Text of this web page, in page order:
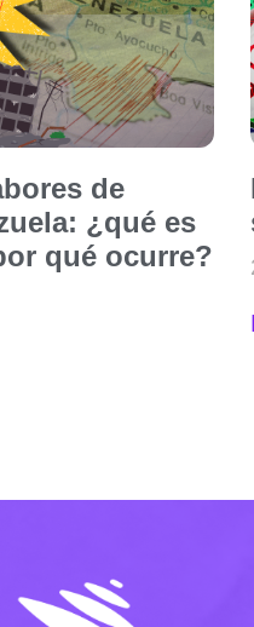
de
¿qué es
qué ocurre?